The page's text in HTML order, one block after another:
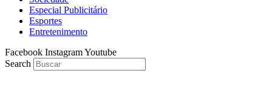
Especial Publicitário
Esportes
Entretenimento
Facebook InstagramYoutube
Search